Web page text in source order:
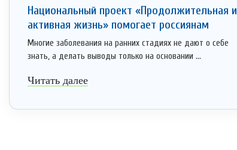
Национальный проект «Продолжительная и
активная жизнь» помогает россиянам
Многие заболевания на ранних стадиях не дают о себе
знать, а делать выводы только на основании ...
Читать далее